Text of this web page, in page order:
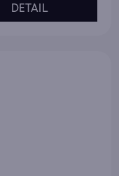
DETAIL